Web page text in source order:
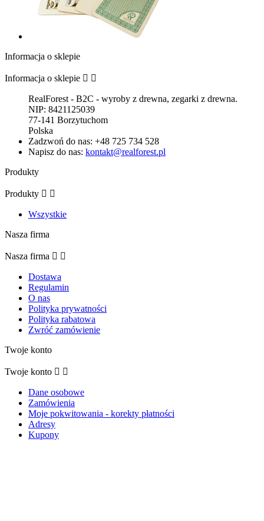
Informacja o sklepie
Informacja o sklepie  
RealForest - B2C - wyroby z drewna, zegarki z drewna.
NIP: 8421125039
77-141 Borzytuchom
Polska
Zadzwoń do nas: +48 725 734 528
Napisz do nas: kontakt@realforest.pl
Produkty
Produkty  
Wszystkie
Nasza firma
Nasza firma  
Dostawa
Regulamin
O nas
Polityka prywatności
Polityka rabatowa
Zwróć zamówienie
Twoje konto
Twoje konto  
Dane osobowe
Zamówienia
Moje pokwitowania - korekty płatności
Adresy
Kupony